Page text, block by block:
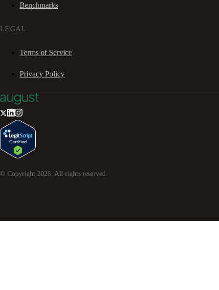
Benchmarks
LEGAL
Terms of Service
Privacy Policy
© Copyright 2026. All rights reserved.